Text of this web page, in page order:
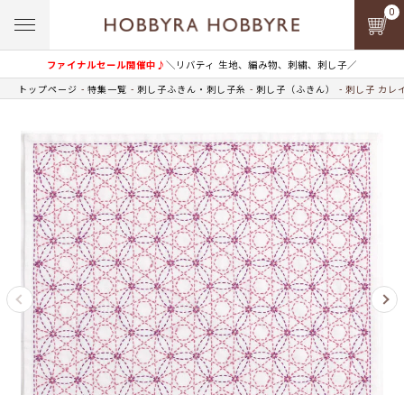
ファイナルセール開催中♪＼リバティ 生地、編み物、刺繍、刺し子／
0
トップページ 特集一覧 刺し子ふきん・刺し子糸 刺し子（ふきん） 刺し子 カレ